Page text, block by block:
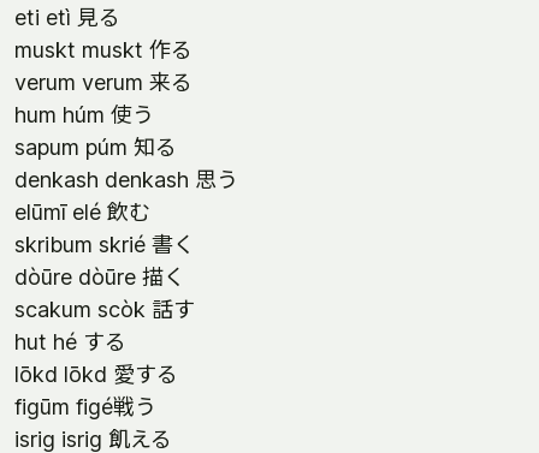
eti etì 見る
muskt muskt 作る
verum verum 来る
hum húm 使う
sapum púm 知る
denkash denkash 思う
elūmī elé 飲む
skribum skrié 書く
dòūre dòūre 描く
scakum scòk 話す
hut hé する
lōkd lōkd 愛する
figūm figé戦う
isrig isrig 飢える